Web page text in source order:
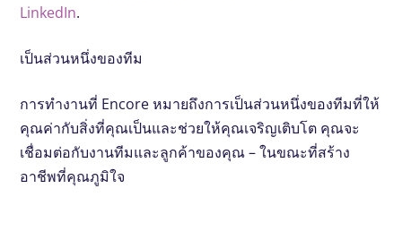
LinkedIn.
เป็นส่วนหนึ่งของทีม
การทำงานที่ Encore หมายถึงการเป็นส่วนหนึ่งของทีมที่ให้
คุณค่ากับสิ่งที่คุณเป็นและช่วยให้คุณเจริญเติบโต คุณจะ
เชื่อมต่อกับงานทีมและลูกค้าของคุณ – ในขณะที่สร้าง
อาชีพที่คุณภูมิใจ